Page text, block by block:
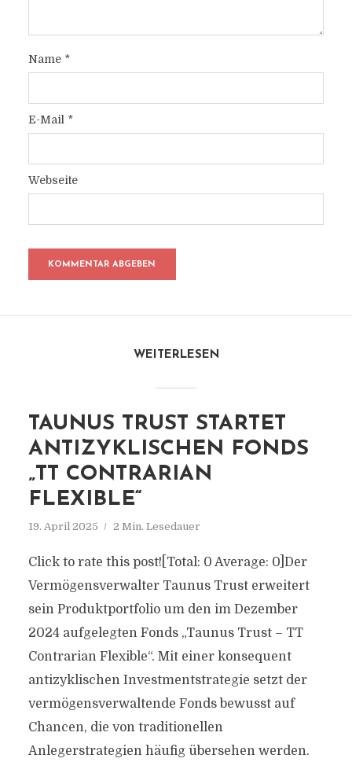
Name*
E-Mail *
Webseite
WEITERLESEN
TAUNUS TRUST STARTET
ANTIZYKLISCHEN FONDS
„TT CONTRARIAN
FLEXIBLE“
19. April 2025 2 Min. Lesedauer
Click to rate this post![Total: 0 Average: 0]Der
Vermögensverwalter Taunus Trust erweitert
sein Produktportfolio um den im Dezember
2024 aufgelegten Fonds „Taunus Trust – TT
Contrarian Flexible“. Mit einer konsequent
antizyklischen Investmentstrategie setzt der
vermögensverwaltende Fonds bewusst auf
Chancen, die von traditionellen
Anlegerstrategien häufig übersehen werden.